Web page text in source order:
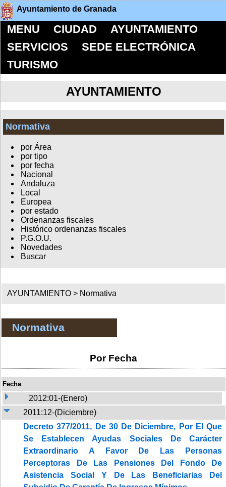
Ayuntamiento de Granada
MENU CIUDAD
AYUNTAMIENTO
SERVICIOS
SEDE ELECTRÓNICA
TURISMO
AYUNTAMIENTO
Normativa
por Área
por tipo
por fecha
Nacional
Andaluza
Local
Europea
por estado
Ordenanzas fiscales
Histórico ordenanzas fiscales
P.G.O.U.
Novedades
Buscar
AYUNTAMIENTO > Normativa
Normativa
Por Fecha
Fecha
2012:01-(Enero)
2011:12-(Diciembre)
Decreto 377/2011, De 30 De Diciembre, Por El Que
Se Establecen Ayudas Sociales De Carácter
Extraordinario A Favor De Las Personas
Perceptoras De Las Pensiones Del Fondo De
Asistencia Social Y De Las Beneficiarias Del